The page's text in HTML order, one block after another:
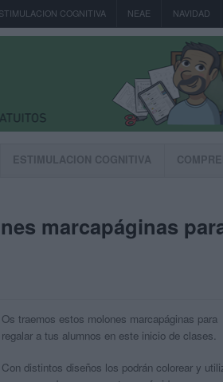
COGNITIVA NEAE NAVIDAD
ESTIMULACION COGNITIVA
marcapáginas
Os traemos estos molones marcapáginas para
regalar a tus alumnos en este inicio de clases.
Con distintos diseños los podrán colorear y